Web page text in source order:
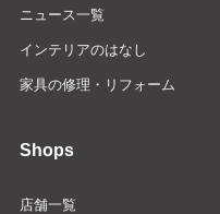
ニュース一覧
インテリアのはなし
家具の修理・リフォーム
Shops
店舗一覧